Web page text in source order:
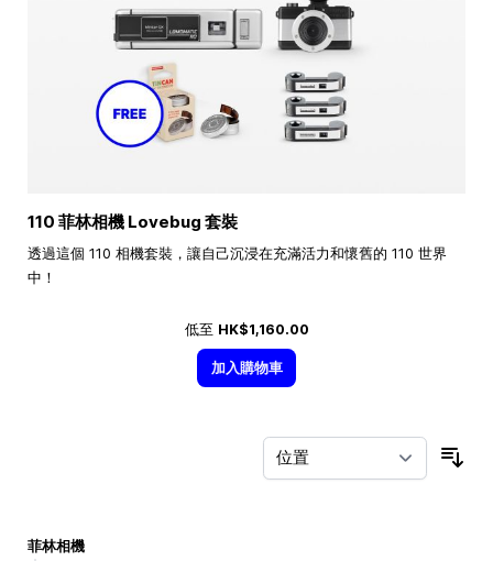
110 菲林相機 Lovebug 套裝
透過這個 110 相機套裝，讓自己沉浸在充滿活力和懷舊的 110 世界
中！
低至 HK$1,160.00
加入購物車
菲林相機